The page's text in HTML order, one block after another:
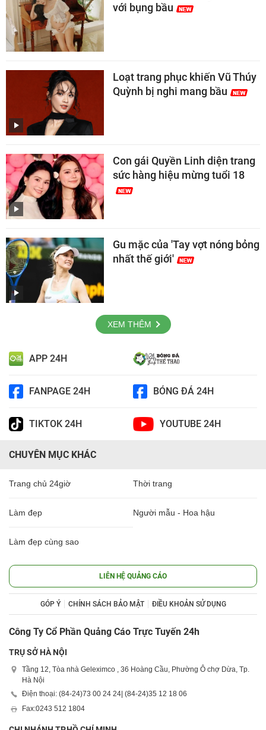
với bụng bầu
Loạt trang phục khiến Vũ Thúy
Quỳnh bị nghi mang bầu
Con gái Quyền Linh diện trang
sức hàng hiệu mừng tuổi 18
Gu mặc của 'Tay vợt nóng bỏng
nhất thế giới'
XEM THÊM
APP 24H
FANPAGE 24H BÓNG ĐÁ 24H
TIKTOK 24H YOUTUBE 24H
CHUYÊN MỤC KHÁC
Trang chủ 24giờ Thời trang
Làm đẹp Người mẫu - Hoa hậu
Làm đẹp cùng sao
LIÊN HỆ QUẢNG CÁO
GÓP Ý CHÍNH SÁCH BẢO MẬT ĐIỀU KHOẢN SỬ DỤNG
Công Ty Cổ Phần Quảng Cáo Trực Tuyến 24h
TRỤ SỞ HÀ NỘI
Tầng 12, Tòa nhà Geleximco , 36 Hoàng Cầu, Phường Ô chợ Dừa, Tp.
Hà Nội
Điện thoại: (84-24)73 00 24 24| (84-24)35 12 18 06
Fax:0243 512 1804